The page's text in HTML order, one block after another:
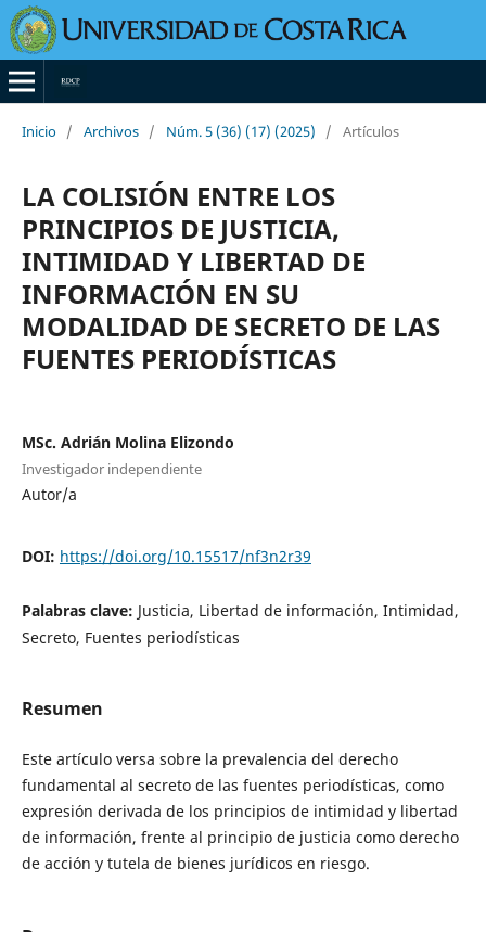
Inicio / Archivos / Núm. 5 (36) (17) (2025) / Artículos
LA COLISIÓN ENTRE LOS
PRINCIPIOS DE JUSTICIA,
INTIMIDAD Y LIBERTAD DE
INFORMACIÓN EN SU
MODALIDAD DE SECRETO DE LAS
FUENTES PERIODÍSTICAS
MSc. Adrián Molina Elizondo
Investigador independiente
Autor/a
DOI: https://doi.org/10.15517/nf3n2r39
Palabras clave: Justicia, Libertad de información, Intimidad,
Secreto, Fuentes periodísticas
Resumen
Este artículo versa sobre la prevalencia del derecho
fundamental al secreto de las fuentes periodísticas, como
expresión derivada de los principios de intimidad y libertad
de información, frente al principio de justicia como derecho
de acción y tutela de bienes jurídicos en riesgo.